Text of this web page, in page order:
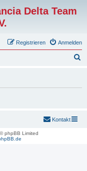
Delta Team
Anmelden
Registrieren
Kontakt
phpBB Limited